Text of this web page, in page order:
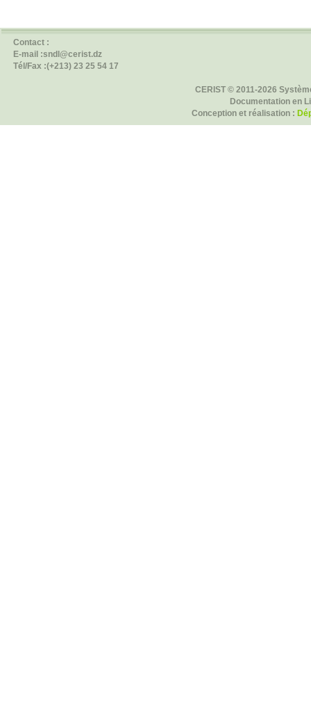
Contact :
E-mail :sndl@cerist.dz
Tél/Fax :(+213) 23 25 54 17
CERIST © 2011-2026
Documentation en
Conception et réalisation :